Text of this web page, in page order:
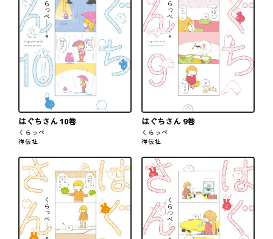
はぐちさん 10巻
くらっぺ
祥伝社
はぐちさん 9巻
くらっぺ
祥伝社